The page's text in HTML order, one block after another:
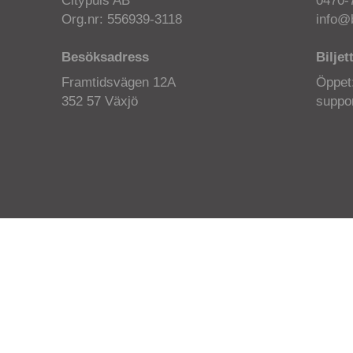
Org.nr: 556939-3118
Besöksadress
Framtidsvägen 12A
352 57 Växjö